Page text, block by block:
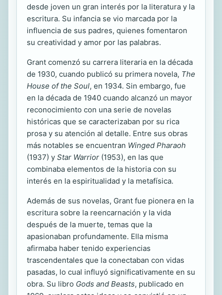
desde joven un gran interés por la literatura y la
escritura. Su infancia se vio marcada por la
influencia de sus padres, quienes fomentaron
su creatividad y amor por las palabras.
Grant comenzó su carrera literaria en la década
de 1930, cuando publicó su primera novela, The
House of the Soul, en 1934. Sin embargo, fue
en la década de 1940 cuando alcanzó un mayor
reconocimiento con una serie de novelas
históricas que se caracterizaban por su rica
prosa y su atención al detalle. Entre sus obras
más notables se encuentran Winged Pharaoh
(1937) y Star Warrior (1953), en las que
combinaba elementos de la historia con su
interés en la espiritualidad y la metafísica.
Además de sus novelas, Grant fue pionera en la
escritura sobre la reencarnación y la vida
después de la muerte, temas que la
apasionaban profundamente. Ella misma
afirmaba haber tenido experiencias
trascendentales que la conectaban con vidas
pasadas, lo cual influyó significativamente en su
obra. Su libro Gods and Beasts, publicado en